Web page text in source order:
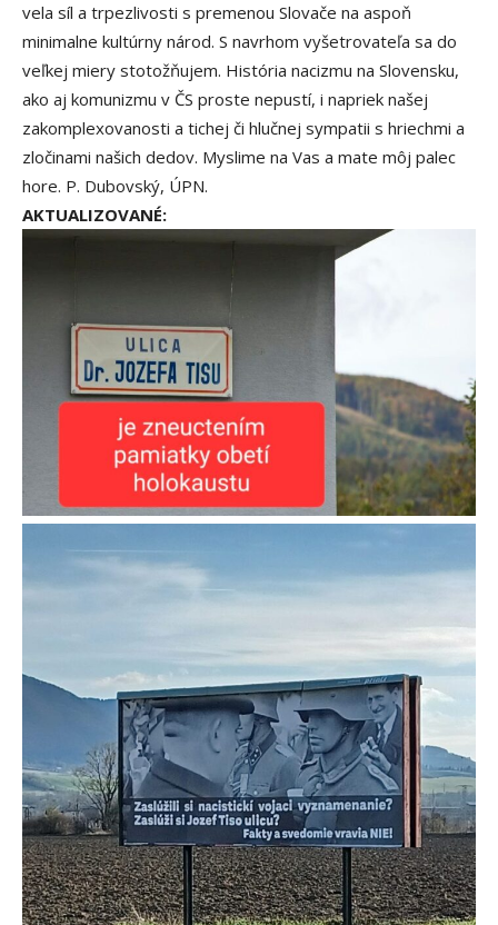
vela síl a trpezlivosti s premenou Slovače na aspoň
minimalne kultúrny národ. S navrhom vyšetrovateľa sa do
veľkej miery stotožňujem. História nacizmu na Slovensku,
ako aj komunizmu v ČS proste nepustí, i napriek našej
zakomplexovanosti a tichej či hlučnej sympatii s hriechmi a
zločinami našich dedov. Myslime na Vas a mate môj palec
hore. P. Dubovský, ÚPN.
AKTUALIZOVANÉ: